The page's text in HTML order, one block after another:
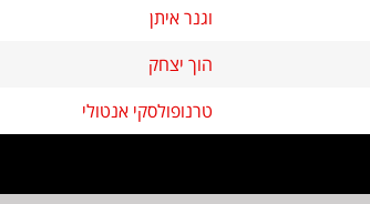
וגנר איתן
הוך יצחק
טרנופולסקי אנטולי